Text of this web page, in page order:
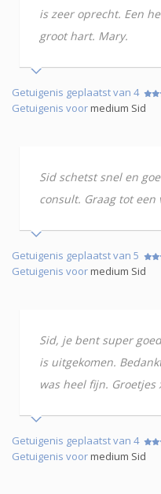
is zeer oprecht. Een
groot hart. Mary.
Getuigenis geplaatst van 4
Getuigenis voormedium Sid
Sid schetst snel en
consult. Graag tot een
Getuigenis geplaatst van 5
Getuigenis voormedium Sid
Sid, je bent super
is uitgekomen.
was heel fijn. Groetjes
Getuigenis geplaatst van 4
Getuigenis voormedium Sid